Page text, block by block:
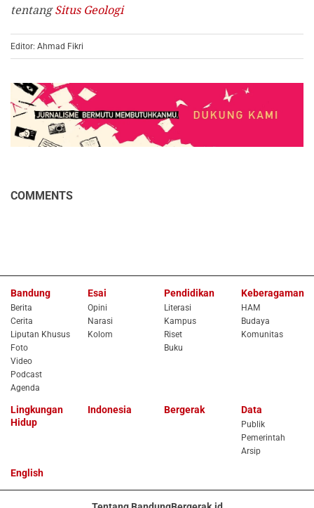
tentangSitus Geologi
Editor: Ahmad Fikri
COMMENTS
Bandung
Berita
Cerita
Liputan Khusus
Foto
Video
Podcast
Agenda
Esai
Opini
Narasi
Kolom
Pendidikan
Literasi
Kampus
Riset
Buku
Keberagaman
HAM
Budaya
Komunitas
Lingkungan
Hidup
Indonesia Bergerak Data
Publik
Pemerintah
Arsip
English